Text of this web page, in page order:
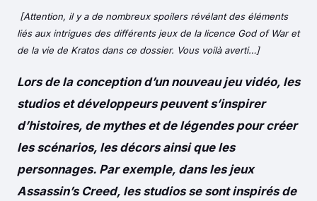
[Attention, il y a de nombreux spoilers révélant des éléments
liés aux intrigues des différents jeux de la licence God of War et
de la vie de Kratos dans ce dossier. Vous voilà averti…]
Lors de la conception d’un nouveau jeu vidéo, les
studios et développeurs peuvent s’inspirer
d’histoires, de mythes et de légendes pour créer
les scénarios, les décors ainsi que les
personnages. Par exemple, dans les jeux
Assassin’s Creed, les studios se sont inspirés de